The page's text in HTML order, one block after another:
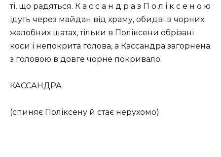
ті, що радяться. К а с с а н д р а з П о л і к с е н о ю
ідуть через майдан від храму, обидві в чорних
жалобних шатах, тільки в Поліксени обрізані
коси і непокрита голова, а Кассандра загорнена
з головою в довге чорне покривало.
КАССАНДРА
(спиняє Поліксену й стає нерухомо)